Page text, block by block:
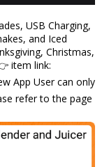
USB Charging,
and Iced
Christmas,
item link:
App User can only
refer to the page